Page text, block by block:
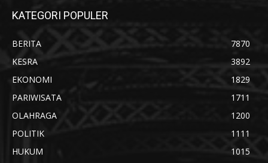
KATEGORI POPULER
BERITA
7870
KESRA
3892
EKONOMI
1829
PARIWISATA
1711
OLAHRAGA
1200
POLITIK
1111
HUKUM
1015